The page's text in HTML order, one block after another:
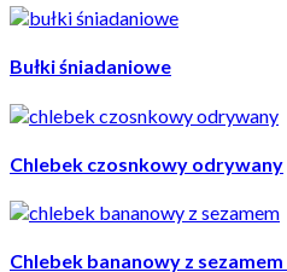
Bułki śniadaniowe
Chlebek czosnkowy odrywany
Chlebek bananowy z